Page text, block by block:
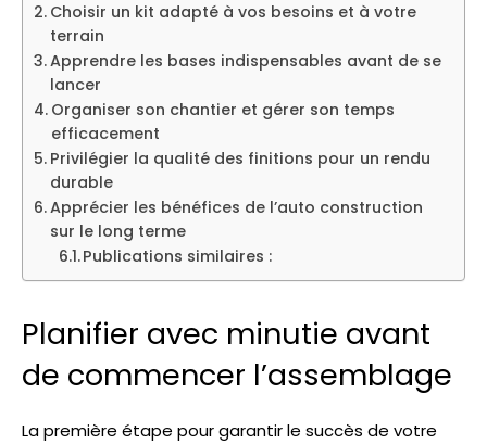
Choisir un kit adapté à vos besoins et à votre
terrain
Apprendre les bases indispensables avant de se
lancer
Organiser son chantier et gérer son temps
efficacement
Privilégier la qualité des finitions pour un rendu
durable
Apprécier les bénéfices de l’auto construction
sur le long terme
Publications similaires :
Planifier avec minutie avant
de commencer l’assemblage
La première étape pour garantir le succès de votre